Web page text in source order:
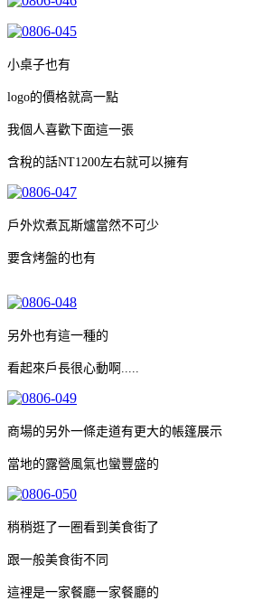
小桌子也有
logo的價格就高一點
我個人喜歡下面這一張
含稅的話NT1200左右就可以擁有
戶外炊煮瓦斯爐當然不可少
要含烤盤的也有
另外也有這一種的
看起來戶長很心動啊.....
商場的另外一條走道有更大的帳篷展示
當地的露營風氣也蠻豐盛的
稍稍逛了一圈看到美食街了
跟一般美食街不同
這裡是一家餐廳一家餐廳的